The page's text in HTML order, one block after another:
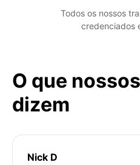
Todos os nossos
credenciados
O que
dizem
Nick D